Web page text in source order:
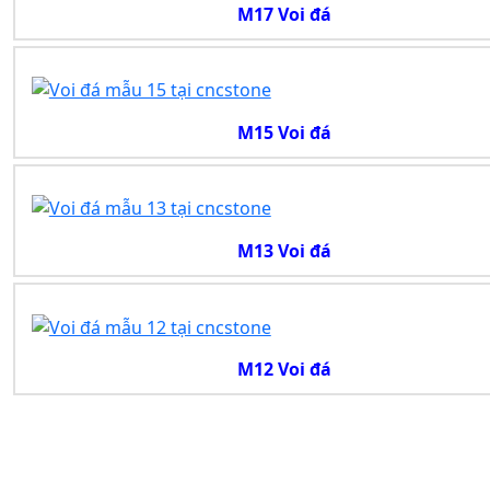
M17 Voi đá
M15 Voi đá
M13 Voi đá
M12 Voi đá